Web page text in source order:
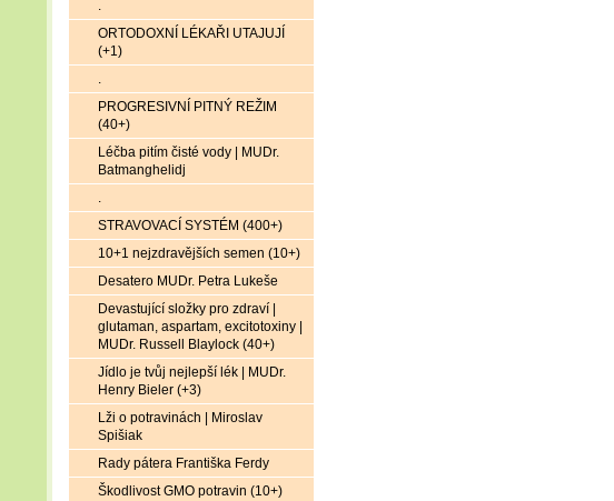
.
ORTODOXNÍ LÉKAŘI UTAJUJÍ
(+1)
.
PROGRESIVNÍ PITNÝ REŽIM
(40+)
Léčba pitím čisté vody | MUDr.
Batmanghelidj
.
STRAVOVACÍ SYSTÉM (400+)
10+1 nejzdravějších semen (10+)
Desatero MUDr. Petra Lukeše
Devastující složky pro zdraví |
glutaman, aspartam, excitotoxiny |
MUDr. Russell Blaylock (40+)
Jídlo je tvůj nejlepší lék | MUDr.
Henry Bieler (+3)
Lži o potravinách | Miroslav
Spišiak
Rady pátera Františka Ferdy
Škodlivost GMO potravin (10+)